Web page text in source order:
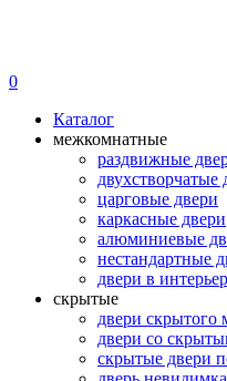
0
Каталог
межкомнатные
раздвижные
двухстворчатые
царговые двери
каркасные двери
алюминиевые
нестандартные
двери в
скрытые
двери скрытого
двери со
скрытые двери